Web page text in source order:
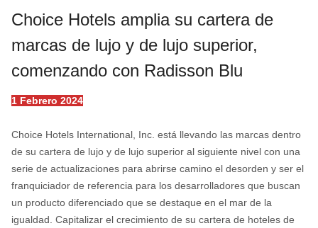
Choice Hotels amplia su cartera de
marcas de lujo y de lujo superior,
comenzando con Radisson Blu
1 Febrero 2024
Choice Hotels International, Inc. está llevando las marcas dentro
de su cartera de lujo y de lujo superior al siguiente nivel con una
serie de actualizaciones para abrirse camino el desorden y ser el
franquiciador de referencia para los desarrolladores que buscan
un producto diferenciado que se destaque en el mar de la
igualdad. Capitalizar el crecimiento de su cartera de hoteles de